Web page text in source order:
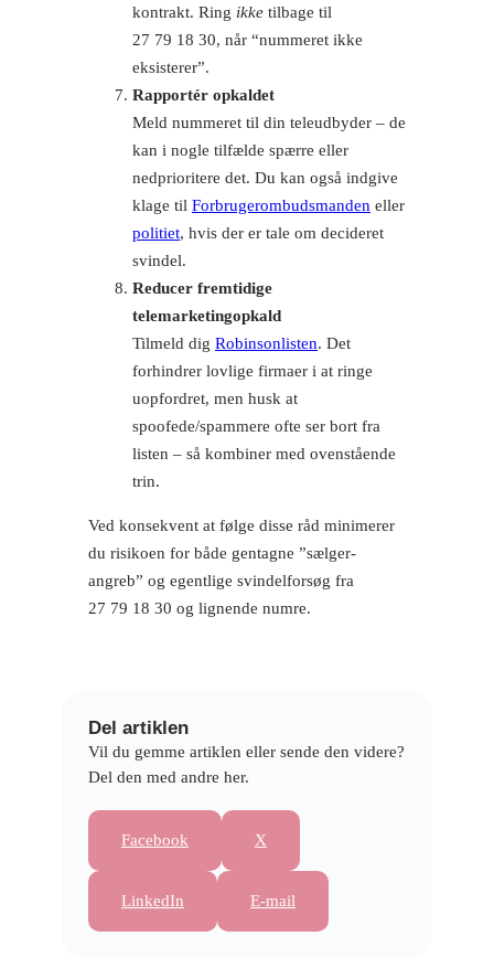
kontrakt. Ring ikke tilbage til
27 79 18 30, når “nummeret ikke
eksisterer”.
Rapportér opkaldet
Meld nummeret til din teleudbyder – de
kan i nogle tilfælde spærre eller
nedprioritere det. Du kan også indgive
klage til Forbrugerombudsmanden eller
politiet, hvis der er tale om decideret
svindel.
Reducer fremtidige
telemarketingopkald
Tilmeld dig Robinsonlisten. Det
forhindrer lovlige firmaer i at ringe
uopfordret, men husk at
spoofede/spammere ofte ser bort fra
listen – så kombiner med ovenstående
trin.
Ved konsekvent at følge disse råd minimerer
du risikoen for både gentagne ”sælger-
angreb” og egentlige svindelforsøg fra
27 79 18 30 og lignende numre.
Del artiklen
Vil du gemme artiklen eller sende den videre?
Del den med andre her.
Facebook X
LinkedIn E-mail